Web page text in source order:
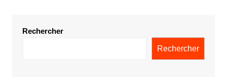
Rechercher
Rechercher